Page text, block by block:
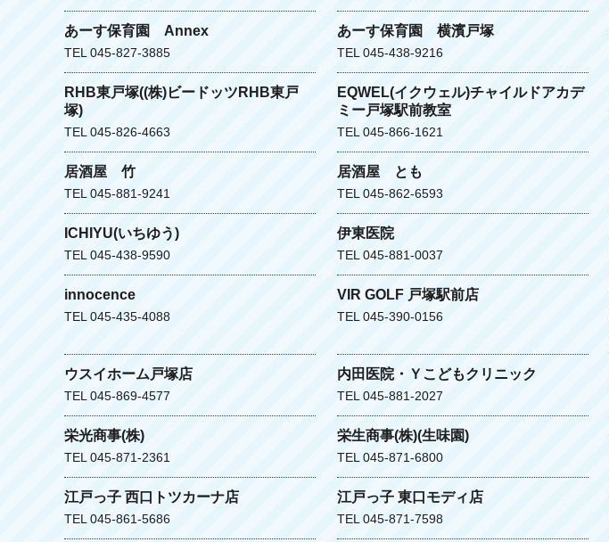
あーす保育園 Annex
TEL 045-827-3885
あーす保育園 横濱戸塚
TEL 045-438-9216
RHB東戸塚((株)ビードッツRHB東戸
塚)
TEL 045-826-4663
EQWEL(イクウェル)チャイルドアカデ
ミー戸塚駅前教室
TEL 045-866-1621
居酒屋 竹
TEL 045-881-9241
居酒屋 とも
TEL 045-862-6593
ICHIYU(いちゆう)
TEL 045-438-9590
伊東医院
TEL 045-881-0037
innocence
TEL 045-435-4088
VIR GOLF 戸塚駅前店
TEL 045-390-0156
ウスイホーム戸塚店
TEL 045-869-4577
内田医院・Ｙこどもクリニック
TEL 045-881-2027
栄光商事(株)
TEL 045-871-2361
栄生商事(株)(生味園)
TEL 045-871-6800
江戸っ子 西口トツカーナ店
TEL 045-861-5686
江戸っ子 東口モディ店
TEL 045-871-7598